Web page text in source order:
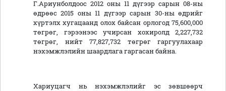
Г.Ариунболдоос 2012 оны 11 дүгээр сарын 08-ны
өдрөөс 2015 оны 11 дүгээр сарын 30-ны өдрийг
хүртэлх хугацаанд олох байсан орлогод 75,600,000
төгрөг, гэрээнээс учирсан хохиролд 2,227,732
төгрөг, нийт 77,827,732 төгрөг гаргуулахаар
нэхэмжлэлийн шаардлага гаргасан байна.
Хариуцагч нь нэхэмжлэлийг эс зөвшөөрч